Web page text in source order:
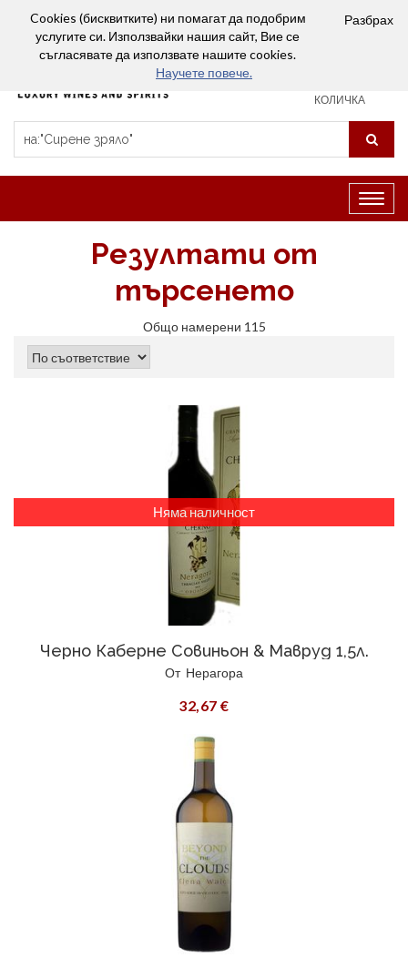
Разбрах
Cookies (бисквитките) ни помагат да подобрим
услугите си. Използвайки нашия сайт, Вие се
съгласявате да използвате нашите cookies.
Научете повече.
КОЛИЧКА
на
Резултати от
търсенето
Общо намерени 115
Черно Каберне Совиньон & Мавруд 1,5л.
От Нерагора
32,67 €
Няма наличност